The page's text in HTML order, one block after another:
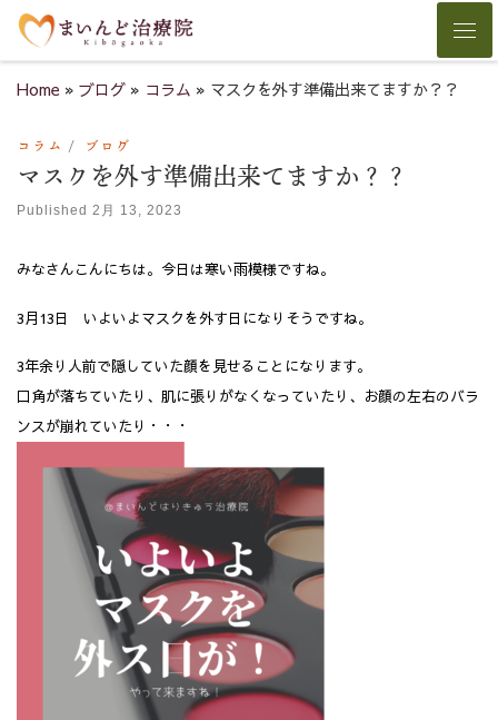
Skip to content
Home » ブログ » コラム » マスクを外す準備出来てますか？？
コラム ブログ
マスクを外す準備出来てますか？？
Published 2月 13, 2023
みなさんこんにちは。今日は寒い雨模様ですね。
3月13日 いよいよマスクを外す日になりそうですね。
3年余り人前で隠していた顔を見せることになります。
口角が落ちていたり、肌に張りがなくなっていたり、お顔の左右のバラ
ンスが崩れていたり・・・